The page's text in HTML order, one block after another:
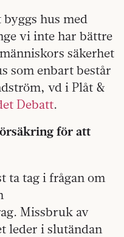
hus med
vi inte har bättre
säkerhet
som enbart består
vd i Plåt &
Debatt.
för att
ta tag i frågan om
Missbruk av
leder i slutändan